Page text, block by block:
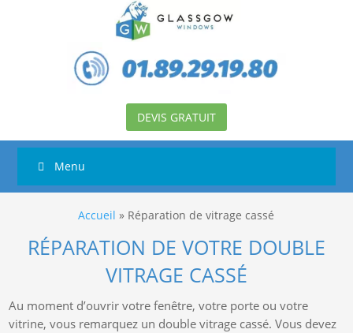
DEVIS GRATUIT
Menu
Accueil » Réparation de vitrage cassé
RÉPARATION DE VOTRE DOUBLE
VITRAGE CASSÉ
Au moment d’ouvrir votre fenêtre, votre porte ou votre
vitrine, vous remarquez un double vitrage cassé. Vous devez